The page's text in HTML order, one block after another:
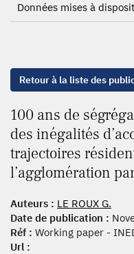
Données mises à
Retour à la liste des
100 ans de
des inégalités
trajectoires
l’agglomération
Auteurs : LE ROUX G.
Date de publication :
Réf : Working paper -
Url :